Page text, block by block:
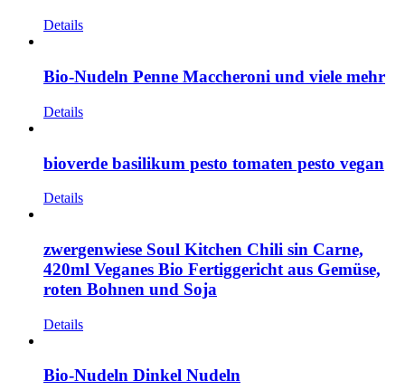
Details
Bio-Nudeln Penne Maccheroni und viele mehr
Details
bioverde basilikum pesto tomaten pesto vegan
Details
zwergenwiese Soul Kitchen Chili sin Carne,
420ml Veganes Bio Fertiggericht aus Gemüse,
roten Bohnen und Soja
Details
Bio-Nudeln Dinkel Nudeln